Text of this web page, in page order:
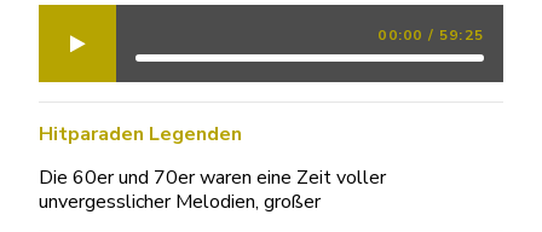
00:00 / 59:25
Hitparaden Legenden
Die 60er und 70er waren eine Zeit voller
unvergesslicher Melodien, großer